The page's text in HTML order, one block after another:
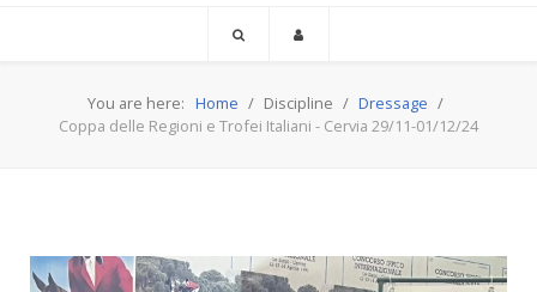
You are here: Home Discipline
Dressage
Coppa delle Regioni e Trofei Italiani - Cervia 29/11-01/12/24